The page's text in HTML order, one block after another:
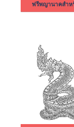
ฟรีพญานาคสำห